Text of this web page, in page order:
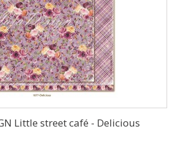
Little street café - Delicious